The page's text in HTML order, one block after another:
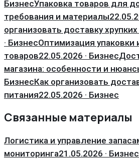
БизнесУпаковка товаров для
требования и материалы
организовать доставку
· БизнесОптимизация упаковки
товаров22.05.2026 · Бизнес
магазина: особенности и
БизнесКак организовать
питания22.05.2026 · Бизнес
Связанные материалы
Логистика и управление
мониторинга21.05.2026 · Бизнес